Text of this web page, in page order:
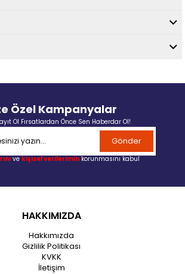
Özel Kampanyalar
Ol Fırsatlardan Önce Sen Haberdar Ol!
Gönder
ve kişisel verilerimin korunmasını kabul
HAKKIMIZDA
Hakkımızda
Gizlilik Politikası
KVKK
İletişim